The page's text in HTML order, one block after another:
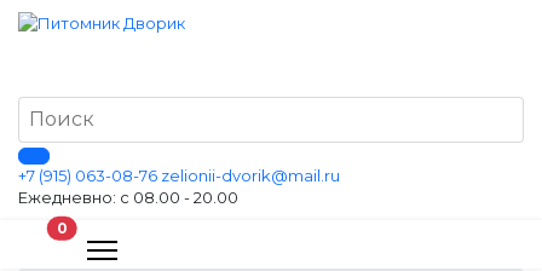
+7 (915) 063-08-76 zelionii-dvorik@mail.ru
Ежедневно: с 08.00 - 20.00
0В корзину